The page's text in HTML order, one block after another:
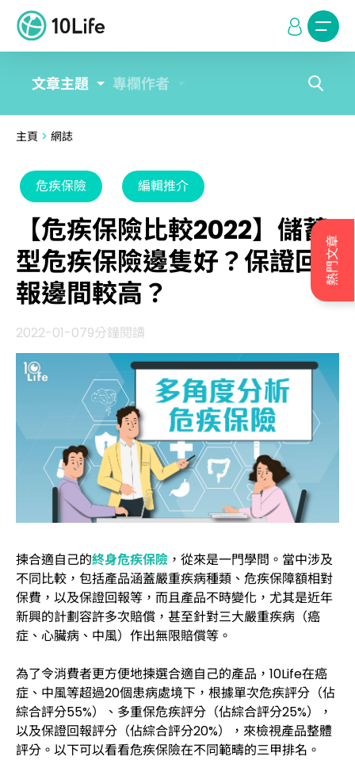
熱門文章
文章主題 專欄作者
主頁 > 網誌
危疾保險 編輯推介
【危疾保險比較2022】儲蓄
型危疾保險邊隻好？保證回
報邊間較高？
2022-01-079分鐘閱讀
揀合適自己的終身危疾保險 ，從來是一門學問。當中涉及
不同比較，包括產品涵蓋嚴重疾病種類、危疾保障額相對
保費，以及保證回報等，而且產品不時變化，尤其是近年
新興的計劃容許多次賠償，甚至針對三大嚴重疾病（癌
症、心臟病、中風）作出無限賠償等。
為了令消費者更方便地揀選合適自己的產品，10Life在癌
症、中風等超過20個患病處境下，根據單次危疾評分（佔
綜合評分55%）、多重保危疾評分（佔綜合評分25%），
以及保證回報評分（佔綜合評分20%），來檢視產品整體
評分。以下可以看看危疾保險在不同範疇的三甲排名。